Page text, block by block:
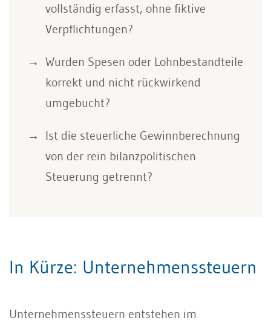
vollständig erfasst, ohne fiktive
Verpflichtungen?
Wurden Spesen oder Lohnbestandteile
korrekt und nicht rückwirkend
umgebucht?
Ist die steuerliche Gewinnberechnung
von der rein bilanzpolitischen
Steuerung getrennt?
In Kürze: Unternehmenssteuern
Unternehmenssteuern entstehen im